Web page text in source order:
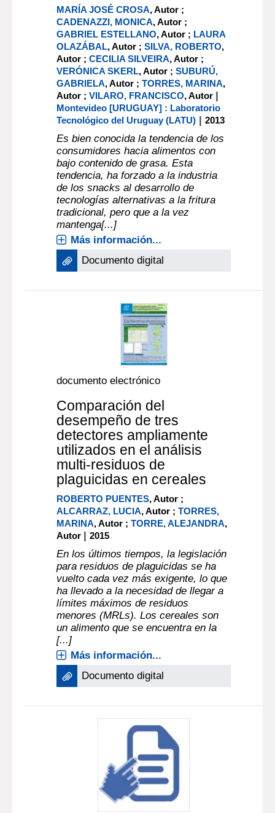
MARÍA JOSÉ CROSA, Autor ;
CADENAZZI, MONICA, Autor ;
GABRIEL ESTELLANO, Autor ; LAURA
OLAZÁBAL, Autor ;SILVA, ROBERTO,
Autor ;CECILIA SILVEIRA, Autor ;
VERÓNICA SKERL, Autor ;SUBURÚ,
GABRIELA, Autor ;TORRES, MARINA,
Autor ;VILARO, FRANCISCO, Autor |
Montevideo [URUGUAY] : Laboratorio
Tecnológico del Uruguay (LATU) |2013
Es bien conocida la tendencia de los
consumidores hacia alimentos con
bajo contenido de grasa. Esta
tendencia, ha forzado a la industria
de los snacks al desarrollo de
tecnologías alternativas a la fritura
tradicional, pero que a la vez
mantenga[...]
Más información...
Documento digital
documento electrónico
Comparación del
desempeño de tres
detectores ampliamente
utilizados en el análisis
multi-residuos de
plaguicidas en cereales
ROBERTO PUENTES, Autor ;
ALCARRAZ, LUCIA, Autor ;TORRES,
MARINA, Autor ;TORRE, ALEJANDRA,
Autor |2015
En los últimos tiempos, la legislación
para residuos de plaguicidas se ha
vuelto cada vez más exigente, lo que
ha llevado a la necesidad de llegar a
límites máximos de residuos
menores (MRLs). Los cereales son
un alimento que se encuentra en la
[...]
Más información...
Documento digital